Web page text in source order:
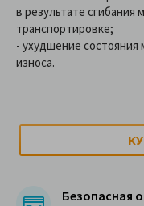
в результате сгибания
транспортировке;
- ухудшение состояния
износа.
Безопасная